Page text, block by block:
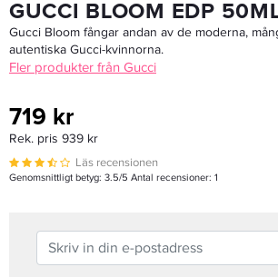
GUCCI BLOOM EDP
Gucci Bloom fångar andan av de moderna,
autentiska Gucci-kvinnorna.
Fler produkter från Gucci
719 kr
Rek. pris 939 kr
Läs recensionen
Genomsnittligt betyg: 3.5/5 Antal recensioner: 1